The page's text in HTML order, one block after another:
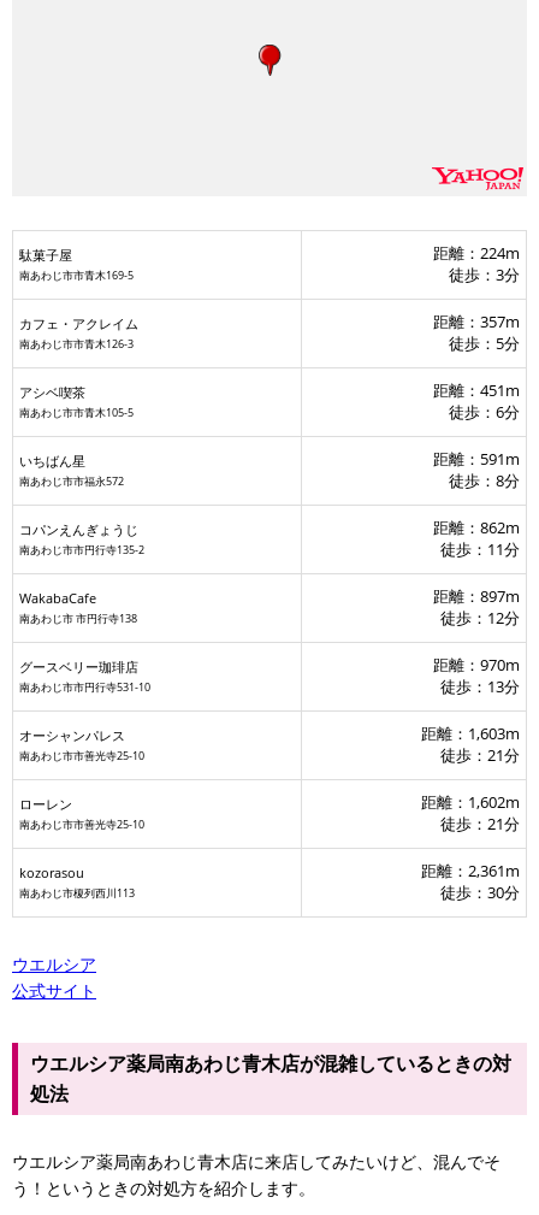
駄菓子屋
南あわじ市市青木169-5
距離：224m
徒歩：3分
カフェ・アクレイム
南あわじ市市青木126-3
距離：357m
徒歩：5分
アシベ喫茶
南あわじ市市青木105-5
距離：451m
徒歩：6分
いちばん星
南あわじ市市福永572
距離：591m
徒歩：8分
コパンえんぎょうじ
南あわじ市市円行寺135-2
距離：862m
徒歩：11分
WakabaCafe
南あわじ市 市円行寺138
距離：897m
徒歩：12分
グースベリー珈琲店
南あわじ市市円行寺531-10
距離：970m
徒歩：13分
オーシャンパレス
南あわじ市市善光寺25-10
距離：1,603m
徒歩：21分
ローレン
南あわじ市市善光寺25-10
距離：1,602m
徒歩：21分
kozorasou
南あわじ市榎列西川113
距離：2,361m
徒歩：30分
ウエルシア
公式サイト
ウエルシア薬局南あわじ青木店が混雑しているときの対
処法
ウエルシア薬局南あわじ青木店に来店してみたいけど、混んでそ
う！というときの対処方を紹介します。